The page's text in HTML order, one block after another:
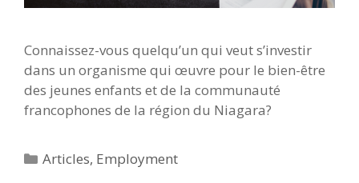
Connaissez-vous quelqu’un qui veut s’investir
dans un organisme qui œuvre pour le bien-être
des jeunes enfants et de la communauté
francophones de la région du Niagara?
Categories
Articles, Employment